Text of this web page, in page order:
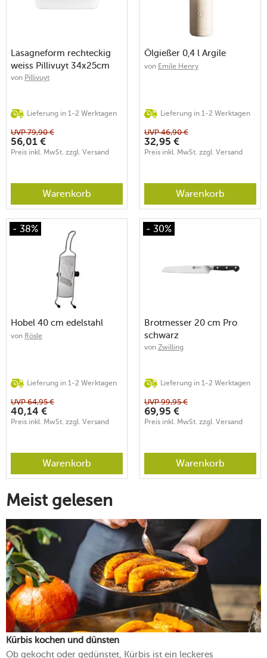
Lasagneform rechteckig
weiss Pillivuyt 34x25cm
von Pillivuyt
Lieferung in 1-2 Werktagen
UVP79,90 €
56,01 €
Preis inkl. MwSt. zzgl. Versand
Warenkorb
Ölgießer 0,4 l Argile
von Emile Henry
Lieferung in 1-2 Werktagen
UVP46,90 €
32,95 €
Preis inkl. MwSt. zzgl. Versand
Warenkorb
- 38%
Hobel 40 cm edelstahl
von Rösle
Lieferung in 1-2 Werktagen
UVP64,95 €
40,14 €
Preis inkl. MwSt. zzgl. Versand
Warenkorb
- 30%
Brotmesser 20 cm Pro
schwarz
von Zwilling
Lieferung in 1-2 Werktagen
UVP99,95 €
69,95 €
Preis inkl. MwSt. zzgl. Versand
Warenkorb
Meist gelesen
Kürbis kochen und dünsten
Ob gekocht oder gedünstet, Kürbis ist ein leckeres